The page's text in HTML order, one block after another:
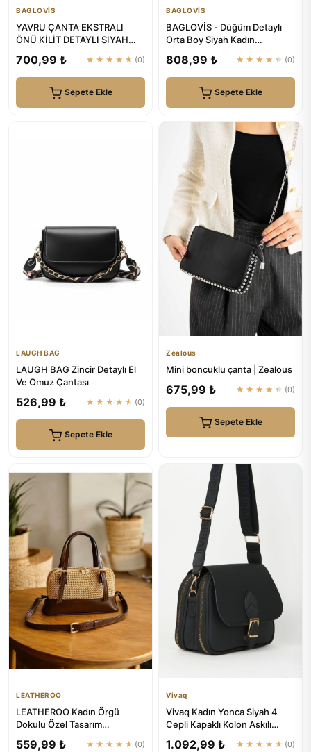
BAGLOVİS
YAVRU ÇANTA EKSTRALI
ÖNÜ KİLİT DETAYLI SİYAH
BAGLOVİS
700,99 ₺ ★★★★★ (0)
Sepete Ekle
BAGLOVİS
BAGLOVİS - Düğüm Detaylı
Orta Boy Siyah Kadın
Çantas...
808,99 ₺ ★★★★★ (0)
Sepete Ekle
LAUGH BAG
LAUGH BAG Zincir Detaylı El
Ve Omuz Çantası
526,99 ₺ ★★★★★ (0)
Sepete Ekle
Zealous
Mini boncuklu çanta | Zealous
675,99 ₺ ★★★★★ (0)
Sepete Ekle
LEATHEROO
LEATHEROO Kadın Örgü
Dokulu Özel Tasarım
559,99 ₺ ★★★★★ (0)
Vivaq
Vivaq Kadın Yonca Siyah 4
Cepli Kapaklı Kolon Askılı
1.092,99 ₺ ★★★★★ (0)